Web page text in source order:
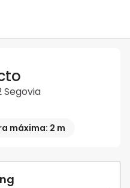
Segovia
máxima: 2 m